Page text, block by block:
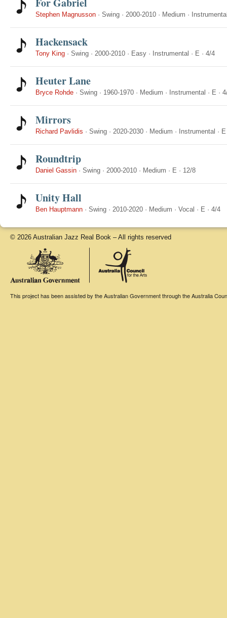
Stephen Magnusson · Swing · 2000-2010 · Medium ·
Hackensack
Tony King · Swing · 2000-2010 · Easy · Instrumental · E · 4/4
Heuter Lane
Bryce Rohde · Swing · 1960-1970 · Medium · Instrumental · E ·
Mirrors
Richard Pavlidis · Swing · 2020-2030 · Medium · Instrumental · E
Roundtrip
Daniel Gassin · Swing · 2000-2010 · Medium · E · 12/8
Unity Hall
Ben Hauptmann · Swing · 2010-2020 · Medium · Vocal · E · 4/4
© 2026 Australian Jazz Real Book – All rights reserved
This project has been assisted by the Australian Government through the Australia